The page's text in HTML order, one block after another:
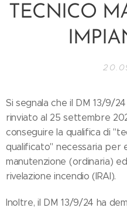
TECNICO
Si segnala che il DM 13/9/
rinviato al 25 settembre
conseguire la qualifica di
qualificato" necessaria
manutenzione (ordinaria)
rivelazione incendio (IRAI).
Inoltre, il DM 13/9/24 ha